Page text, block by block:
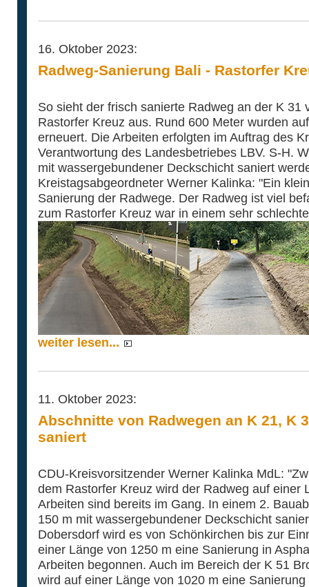
16. Oktober 2023:
Radweg-Sanierung Bali - Rastorfer
So sieht der frisch sanierte Radweg an der K 31
Rastorfer Kreuz aus. Rund 600 Meter wurden
erneuert. Die Arbeiten erfolgten im Auftrag des
Verantwortung des Landesbetriebes LBV. S-H.
mit wassergebundener Deckschicht saniert
Kreistagsabgeordneter Werner Kalinka: "Ein
Sanierung der Radwege. Der Radweg ist viel
zum Rastorfer Kreuz war in einem sehr
weiter lesen...
11. Oktober 2023:
Abschnitte von Radwegen an K 21, K
saniert
CDU-Kreisvorsitzender Werner Kalinka MdL:
dem Rastorfer Kreuz wird der Radweg auf einer
Arbeiten sind bereits im Gang. In einem 2.
150 m mit wassergebundener Deckschicht
Dobersdorf wird es von Schönkirchen bis zur
einer Länge von 1250 m eine Sanierung in
Arbeiten begonnen. Auch im Bereich der K 51
wird auf einer Länge von 1020 m eine